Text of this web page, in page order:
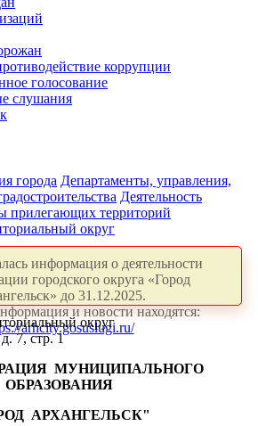
коррупции
голосование
слушания
города Департаменты, управления,
Деятельность
прилегающих территорий
округ
информация о деятельности
городского округа «Город
до 31.12.2025.
и новости находятся:
arhcity.gosuslugi.ru/
округ
7, стр. 1
МУНИЦИПАЛЬНОГО
ОБРАЗОВАНИЯ
АРХАНГЕЛЬСК"